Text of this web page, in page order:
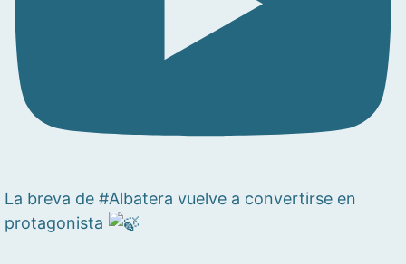
La breva de #Albatera vuelve a convertirse en
protagonista